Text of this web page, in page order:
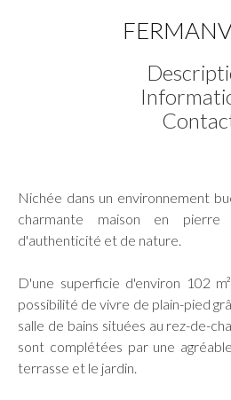
Nichée dans un environnement
charmante maison en pierre
d'authenticité et de nature.
D'une superficie d'environ 102
possibilité de vivre de plain-pied
salle de bains situées au rez-de-
sont complétées par une
terrasse et le jardin.